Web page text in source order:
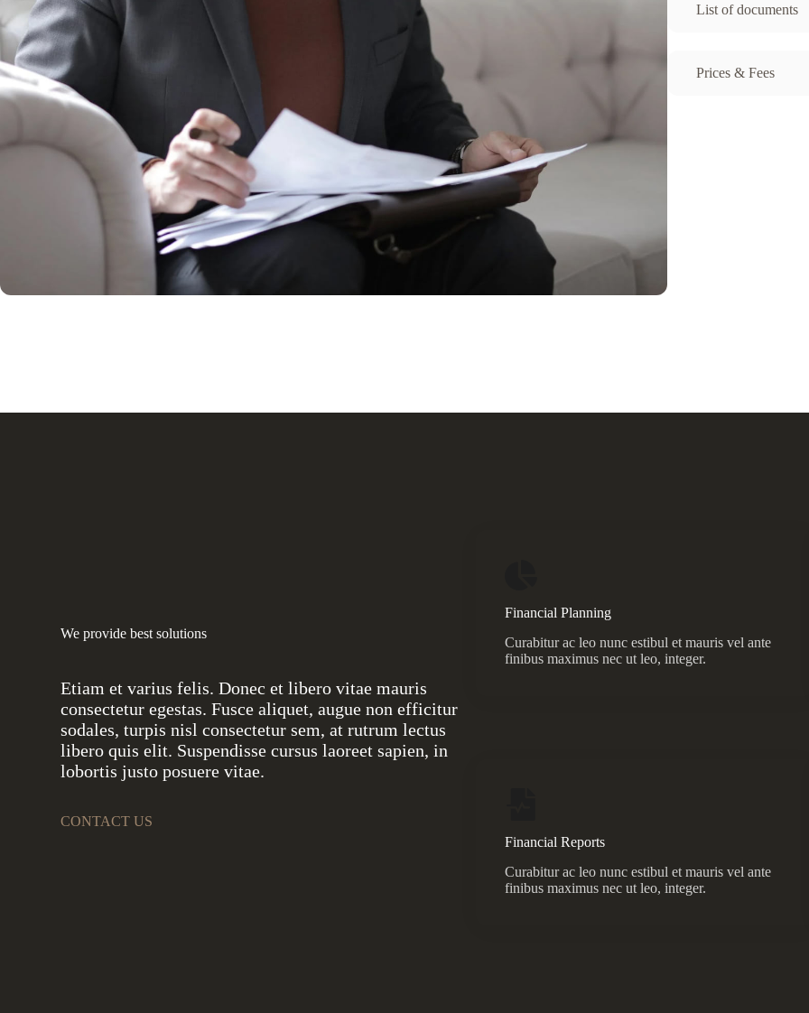
List of documents
Prices & Fees
We provide best solutions
Etiam et varius felis. Donec et libero vitae mauris
consectetur egestas. Fusce aliquet, augue non efficitur
sodales, turpis nisl consectetur sem, at rutrum lectus
libero quis elit. Suspendisse cursus laoreet sapien, in
lobortis justo posuere vitae.
CONTACT US
Financial Planning
Curabitur ac leo nunc estibul et mauris vel ante
finibus maximus nec ut leo, integer.
Financial Reports
Curabitur ac leo nunc estibul et mauris vel ante
finibus maximus nec ut leo, integer.